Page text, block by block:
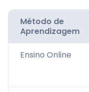
Método de
Aprendizagem
Ensino Online